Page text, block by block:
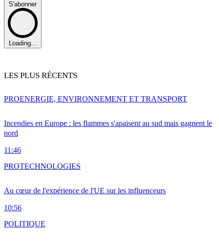
S'abonner
Loading...
LES PLUS RÉCENTS
Incendies en Europe : les flammes s'apaisent au sud mais gagnent le
nord
11:46
PROENERGIE, ENVIRONNEMENT ET TRANSPORT
Au cœur de l'expérience de l'UE sur les influenceurs
10:56
PROTECHNOLOGIES
POLITIQUE